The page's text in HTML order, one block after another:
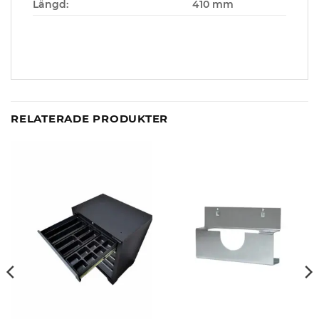
Längd: 410 mm
RELATERADE PRODUKTER